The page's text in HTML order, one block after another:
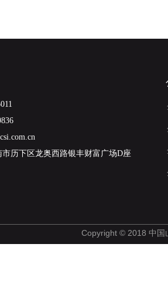
市历下区龙奥西路银丰财富广场D座
Copyright © 2018 中国